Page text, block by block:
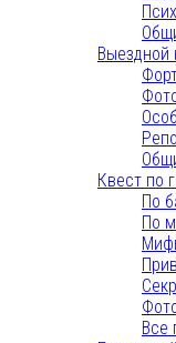
Выездной
Квест по
По
По
Все